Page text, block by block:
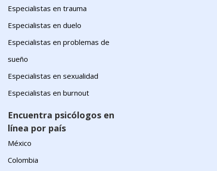
Especialistas en trauma
Especialistas en duelo
Especialistas en problemas de
sueño
Especialistas en sexualidad
Especialistas en burnout
Encuentra psicólogos en
línea por país
México
Colombia